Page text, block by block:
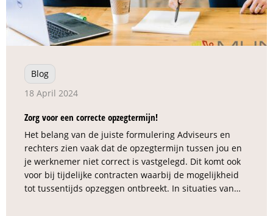
Blog
18 April 2024
Zorg voor een correcte opzegtermijn!
Het belang van de juiste formulering Adviseurs en
rechters zien vaak dat de opzegtermijn tussen jou en
je werknemer niet correct is vastgelegd. Dit komt ook
voor bij tijdelijke contracten waarbij de mogelijkheid
tot tussentijds opzeggen ontbreekt. In situaties van…